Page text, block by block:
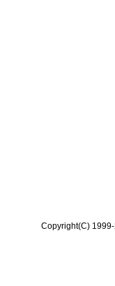
Copyright(C)